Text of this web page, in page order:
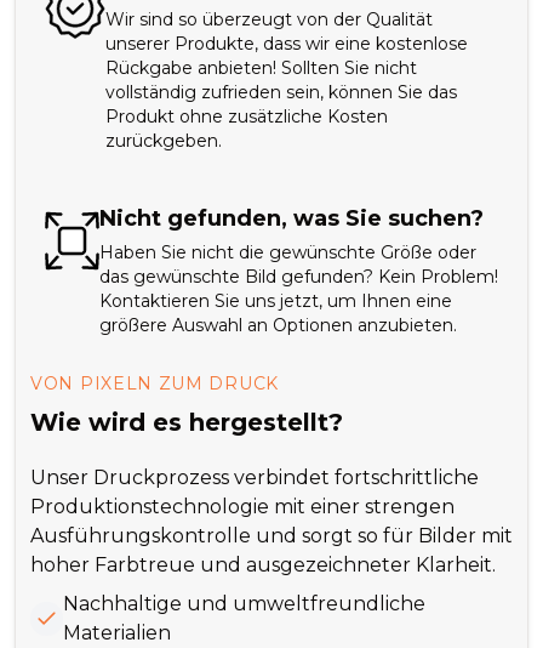
Wir sind so überzeugt von der Qualität
unserer Produkte, dass wir eine kostenlose
Rückgabe anbieten! Sollten Sie nicht
vollständig zufrieden sein, können Sie das
Produkt ohne zusätzliche Kosten
zurückgeben.
Nicht gefunden, was Sie suchen?
Haben Sie nicht die gewünschte Größe oder
das gewünschte Bild gefunden? Kein Problem!
Kontaktieren Sie uns jetzt, um Ihnen eine
größere Auswahl an Optionen anzubieten.
VON PIXELN ZUM DRUCK
Wie wird es hergestellt?
Unser Druckprozess verbindet fortschrittliche
Produktionstechnologie mit einer strengen
Ausführungskontrolle und sorgt so für Bilder mit
hoher Farbtreue und ausgezeichneter Klarheit.
Nachhaltige und umweltfreundliche
Materialien